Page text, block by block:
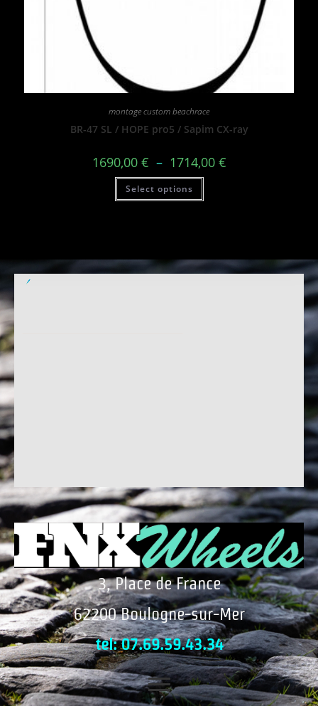
montage custom beachrace
BR-47 SL / HOPE pro5 / Sapim CX-ray
1690,00 € – 1714,00 €
Select options
3, Place de France
62200 Boulogne-sur-Mer
tel: 07.69.59.43.34